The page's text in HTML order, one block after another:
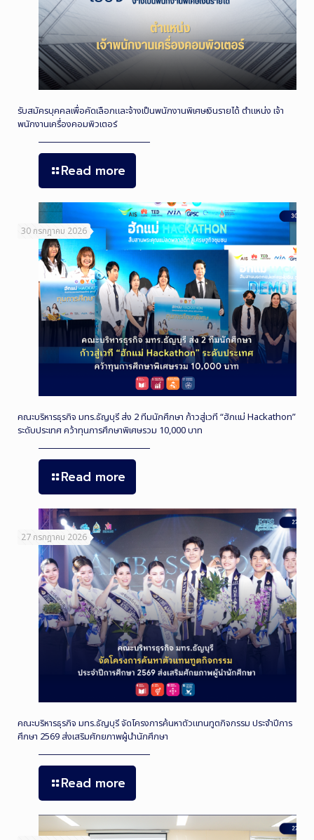
รับสมัครบุคคลเพื่อคัดเลือกและจ้างเป็นพนักงานพิเศษเงินรายได้ ตำแหน่ง เจ้า
พนักงานเครื่องคอมพิวเตอร์
Read more
30 กรกฎาคม 2026
คณะบริหารธุรกิจ มทร.ธัญบุรี ส่ง 2 ทีมนักศึกษา ก้าวสู่เวที “ฮักแม่ Hackathon”
ระดับประเทศ คว้าทุนการศึกษาพิเศษรวม 10,000 บาท
Read more
27 กรกฎาคม 2026
คณะบริหารธุรกิจ มทร.ธัญบุรี จัดโครงการค้นหาตัวแทนทูตกิจกรรม ประจำปีการ
ศึกษา 2569 ส่งเสริมศักยภาพผู้นำนักศึกษา
Read more